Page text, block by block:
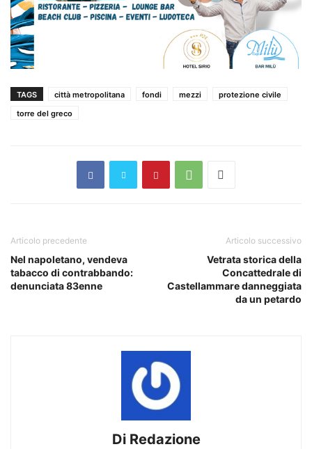
TAGS città metropolitana fondi mezzi
protezione civile
torre del greco
Articolo precedente
Nel napoletano, vendeva
tabacco di contrabbando:
denunciata 83enne
Articolo successivo
Vetrata storica della
Concattedrale di
Castellammare danneggiata
da un petardo
Di Redazione